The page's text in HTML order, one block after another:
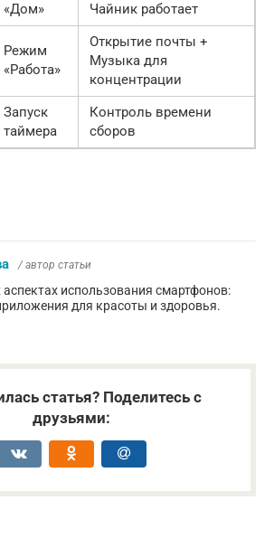
«Дом»
Чайник работает
Режим
«Работа»
Открытие почты +
Музыка для
концентрации
Запуск
таймера
Контроль времени
сборов
/ автор статьи
использования смартфонов:
для красоты и здоровья.
статья? Поделитесь с
друзьями: